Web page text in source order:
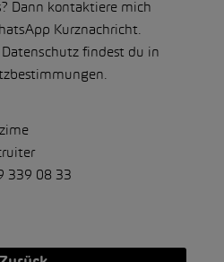
Dann kontaktiere mich
Kurznachricht.
findest du in
339 08 33